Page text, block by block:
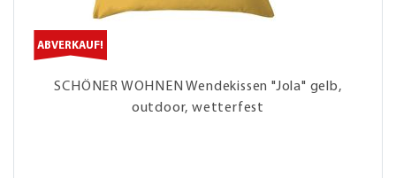
ABVERKAUF!
SCHÖNER WOHNEN Wendekissen "Jola" gelb,
outdoor, wetterfest